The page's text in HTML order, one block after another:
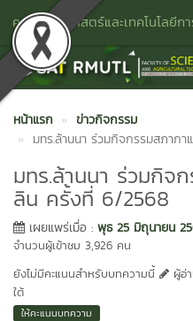
คณะวิทยาศาสตร์และเทคโนโลยีก
หน้าแรก
ข่าวกิจกรรม
มทร.ล้านนา ร่วมกิจกรรมสภาก
มทร.ล้านนา ร่วมกิจ
ลิน ครั้งที่ 6/2568
เผยแพร่เมื่อ : พุธ 25 มิถุนายน
จำนวนผู้เข้าชม 3,926 คน
ยังไม่มีคะแนนสำหรับบทความนี้
ผู้อ่
ใต้
ให้คะแนนบทความ